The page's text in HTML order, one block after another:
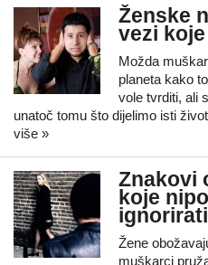
Ženske
vezi
Možda
planeta kako
vole tvrditi, ali
unatoč tomu što dijelimo isti
više »
Znakovi
koje
ignorirati
Žene
muškarci